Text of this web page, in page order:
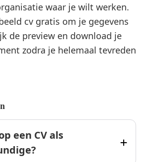
waar je wilt werken.
cv gratis om je gegevens
de preview en download je
zodra je helemaal tevreden
een CV als